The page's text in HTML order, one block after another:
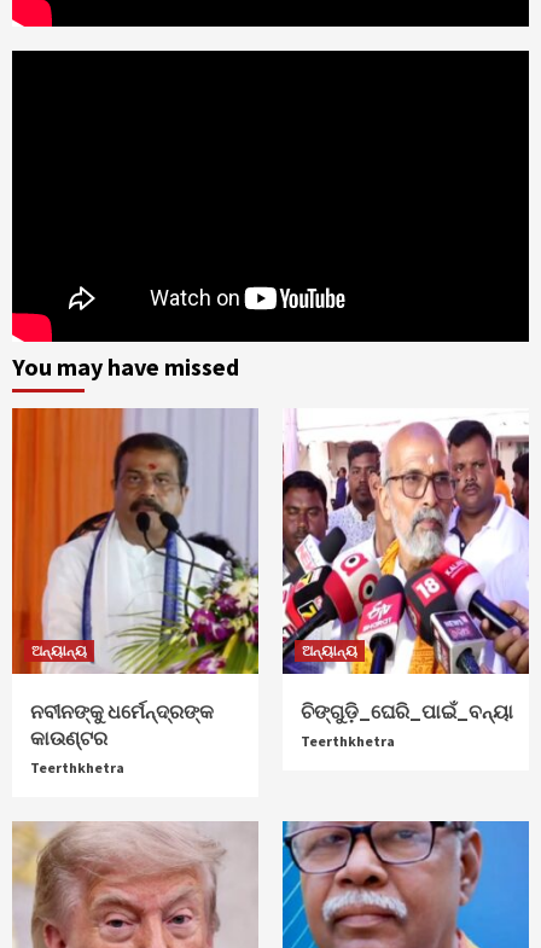
You may have missed
ଅନ୍ୟାନ୍ୟ
ନବୀନଙ୍କୁ ଧର୍ମେନ୍ଦ୍ରଙ୍କ
କାଉଣ୍ଟର
Teerthkhetra
ଅନ୍ୟାନ୍ୟ
ଚିଙ୍ଗୁଡ଼ି_ଘେରି_ପାଇଁ_ବନ୍ୟା
Teerthkhetra